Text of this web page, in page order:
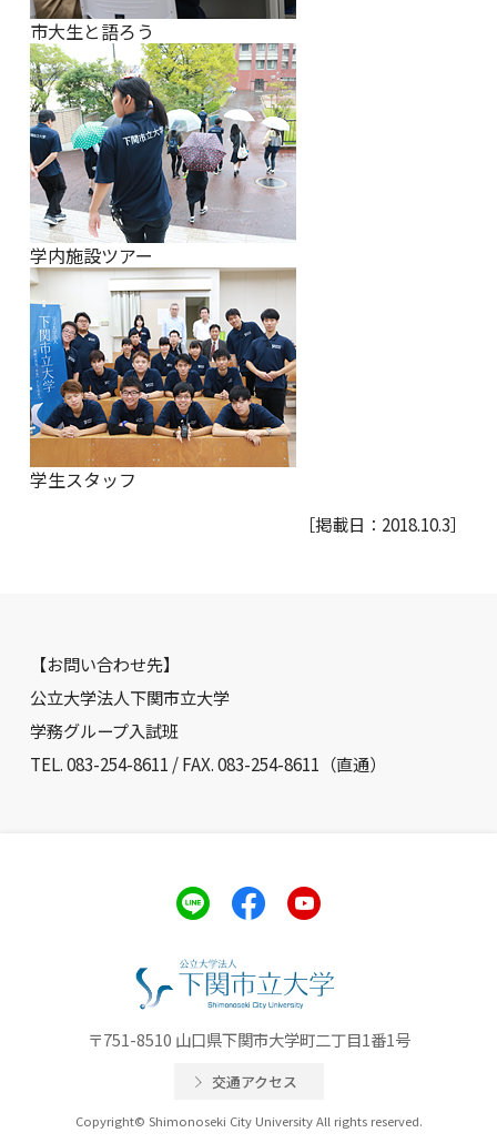
市大生と語ろう
学内施設ツアー
学生スタッフ
［掲載日：2018.10.3］
【お問い合わせ先】
公立大学法人下関市立大学
学務グループ入試班
TEL. 083-254-8611 / FAX. 083-254-8611（直通）
〒751-8510 山口県下関市大学町二丁目1番1号
交通アクセス
Copyright© Shimonoseki City University All rights reserved.